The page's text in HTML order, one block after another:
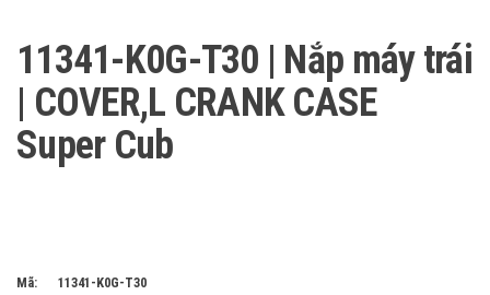
11341-K0G-T30 | Nắp máy trái
| COVER,L CRANK CASE
Super Cub
Mã:
11341-K0G-T30